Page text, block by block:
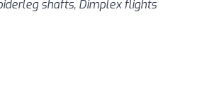
shafts, Dimplex flights